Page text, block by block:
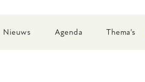
Nieuws Agenda Thema's